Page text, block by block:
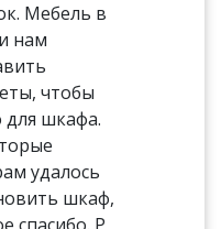
Мебель в
нам
чтобы
для шкафа.
удалось
шкаф,